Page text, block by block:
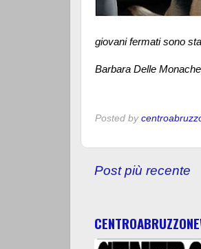
giovani fermati sono
Barbara Delle Monache
Posted by
Post più recente